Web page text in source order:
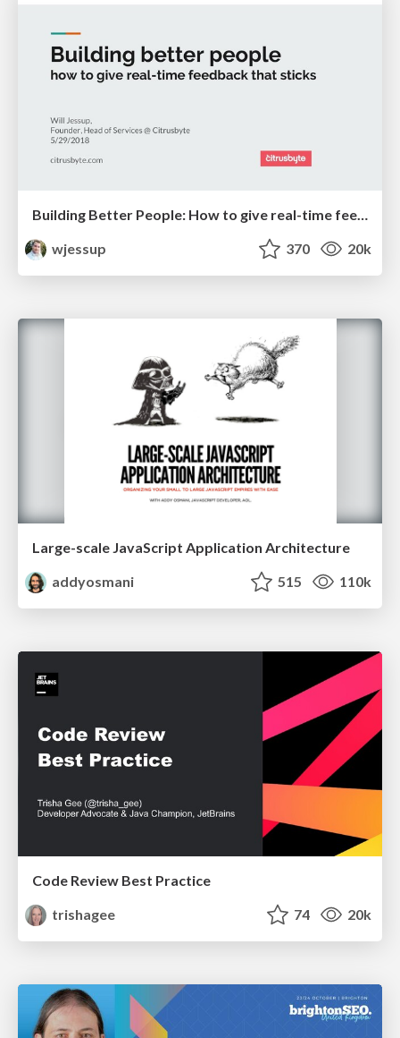
wjessup
370 20k
Large-scale JavaScript Application Architecture
addyosmani
515 110k
Code Review Best Practice
trishagee
74 20k